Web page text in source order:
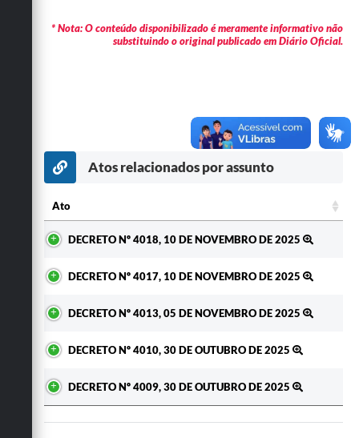
Secretarias
* Nota: O conteúdo disponibilizado é meramente informativo não
substituindo o original publicado em Diário Oficial.
Atos relacionados por assunto
Ato
DECRETO Nº 4018, 10 DE NOVEMBRO DE 2025
DECRETO Nº 4017, 10 DE NOVEMBRO DE 2025
DECRETO Nº 4013, 05 DE NOVEMBRO DE 2025
DECRETO Nº 4010, 30 DE OUTUBRO DE 2025
DECRETO Nº 4009, 30 DE OUTUBRO DE 2025